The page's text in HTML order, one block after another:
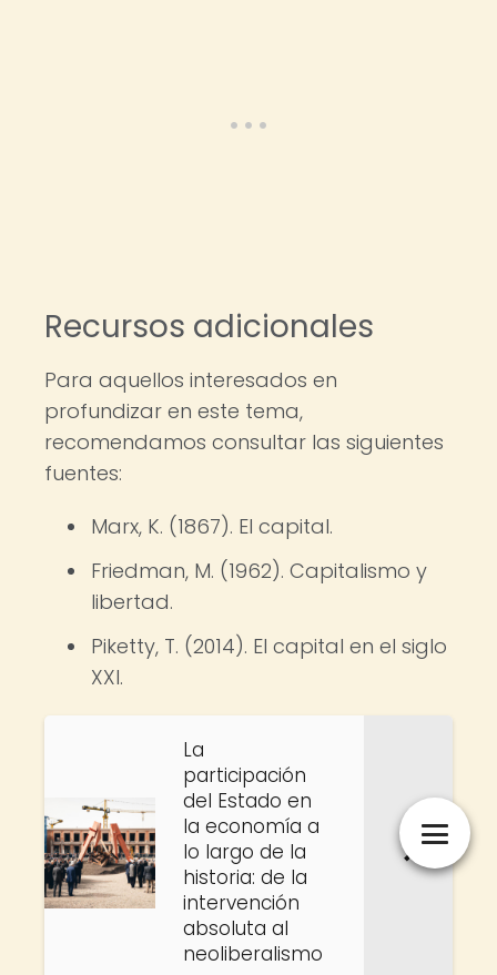
Recursos adicionales
Para aquellos interesados en
profundizar en este tema,
recomendamos consultar las siguientes
fuentes:
Marx, K. (1867). El capital.
Friedman, M. (1962). Capitalismo y
libertad.
Piketty, T. (2014). El capital en el siglo
XXI.
La
participación
del Estado en
la economía a
lo largo de la
historia: de la
intervención
absoluta al
neoliberalismo